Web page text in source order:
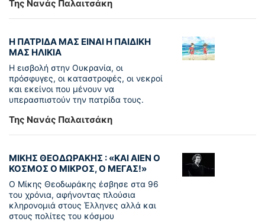
Της Νανάς Παλαιτσάκη
Η ΠΑΤΡΙΔΑ ΜΑΣ ΕΙΝΑΙ Η ΠΑΙΔΙΚΗ
ΜΑΣ ΗΛΙΚΙΑ
Η εισβολή στην Ουκρανία, οι
πρόσφυγες, οι καταστροφές, οι νεκροί
και εκείνοι που μένουν να
υπερασπιστούν την πατρίδα τους.
Της Νανάς Παλαιτσάκη
ΜΙΚΗΣ ΘΕΟΔΩΡΑΚΗΣ : «KAI ΑΙΕΝ Ο
ΚΟΣΜΟΣ Ο ΜΙΚΡΟΣ, Ο ΜΕΓΑΣ!»
Ο Μίκης Θεοδωράκης έσβησε στα 96
του χρόνια, αφήνοντας πλούσια
κληρονομιά στους Έλληνες αλλά και
στους πολίτες του κόσμου